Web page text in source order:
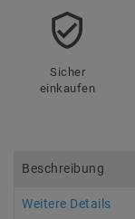
Sicher
einkaufen
Beschreibung
Weitere Details